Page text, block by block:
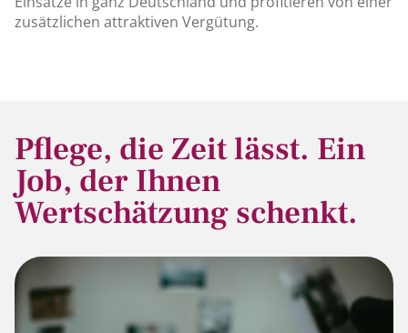
zusätzlichen attraktiven Vergütung.
Pflege, die Zeit lässt. Ein
Job, der Ihnen
Wertschätzung schenkt.